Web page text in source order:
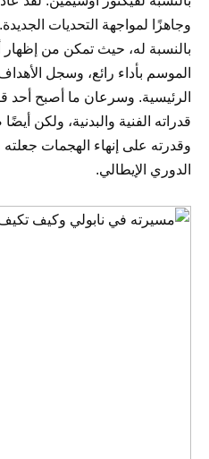
وجاهزًا لمواجهة التحديات
بالنسبة له، حيث تمكن من إظهار
الموسم بأداء رائع، وسجل
الرئيسية. وسرعان ما أصبح أحد
قدراته الفنية والبدنية، ولكن
وقدرته على إنهاء الهجمات
الدوري الإيطالي.